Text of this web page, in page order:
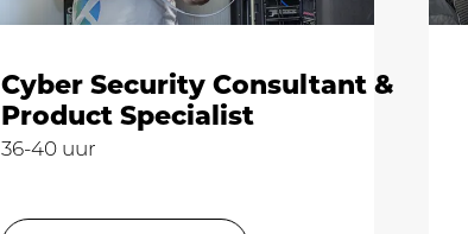
Cyber Security Consultant &
Product Specialist
36-40 uur